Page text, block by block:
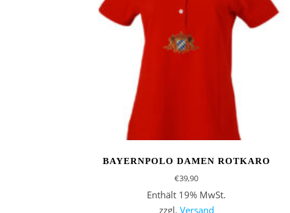
BAYERNPOLO DAMEN ROTKARO
€39,90
Enthält 19% MwSt.
zzgl. Versand